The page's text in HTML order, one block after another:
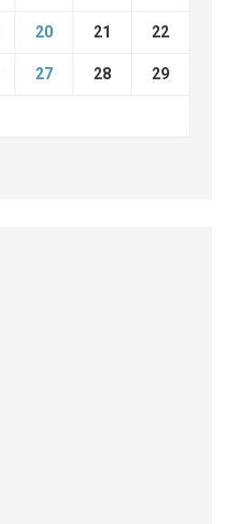
20 21 22
27 28 29